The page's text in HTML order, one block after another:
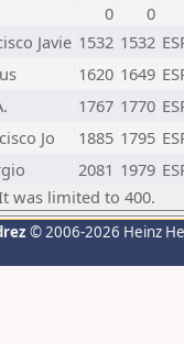
0
0
Javie 1532 1532
1620 1649
1767 1770
Jo 1885 1795
2081 1979
was limited to 400.
© 2006-2026 Heinz